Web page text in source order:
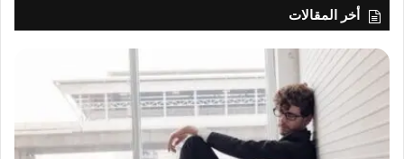
أخر المقالات